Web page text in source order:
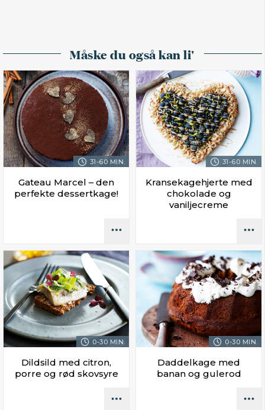
Måske du også kan li'
31-60 MIN.
Gateau Marcel – den
perfekte dessertkage!
31-60 MIN.
Kransekagehjerte med
chokolade og
vaniljecreme
0-30 MIN.
Dildsild med citron,
porre og rød skovsyre
0-30 MIN.
Daddelkage med
banan og gulerod